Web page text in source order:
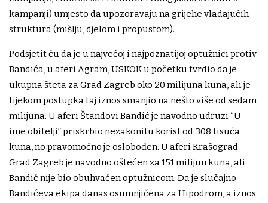
kampanji) umjesto da upozoravaju na grijehe vladajućih
struktura (mišlju, djelom i propustom).
Podsjetit ću da je u najvećoj i najpoznatijoj optužnici protiv
Bandića, u aferi Agram, USKOK u početku tvrdio da je
ukupna šteta za Grad Zagreb oko 20 milijuna kuna, ali je
tijekom postupka taj iznos smanjio na nešto više od sedam
milijuna. U aferi Štandovi Bandić je navodno udruzi “U
ime obitelji” priskrbio nezakonitu korist od 308 tisuća
kuna, no pravomoćno je oslobođen. U aferi Krašograd
Grad Zagreb je navodno oštećen za 151 milijun kuna, ali
Bandić nije bio obuhvaćen optužnicom. Da je slučajno
Bandićeva ekipa danas osumnjičena za Hipodrom, a iznos